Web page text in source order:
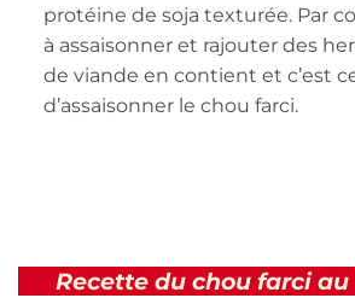
protéine de soja texturée. Par
à assaisonner et rajouter des
de viande en contient et c’est
d’assaisonner le chou farci.
Recette du chou farci